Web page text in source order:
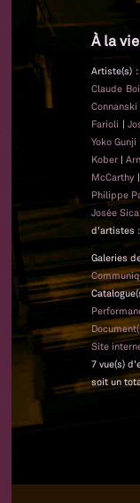
À la
Artiste(s) :
Claude
Connanski
Farioli |
Yoko Gunji
Kober |
McCarthy |
Philippe
Josée
d'artistes :
Galeries
Site
7 vue(s)
soit un